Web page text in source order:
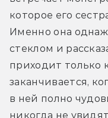
которое его
Именно она
стеклом и
приходит только
заканчивается,
в ней полно
никогда не